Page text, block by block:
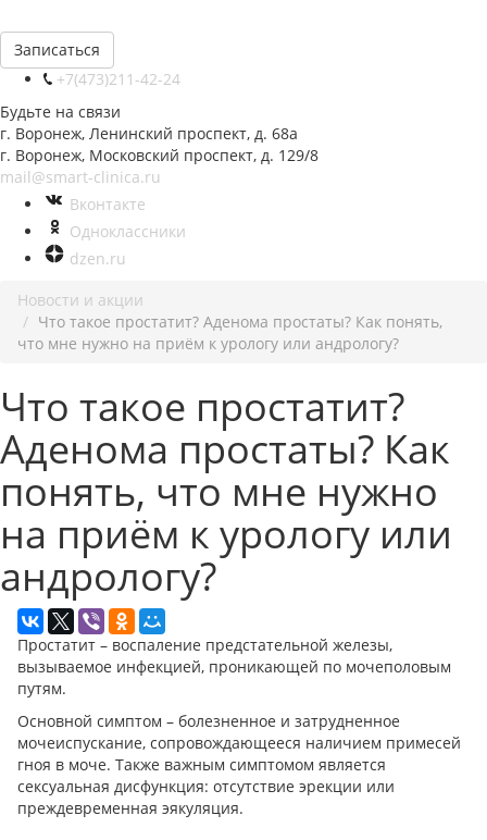
Записаться
+7(473)211-42-24
Будьте на связи
г. Воронеж, Ленинский проспект, д. 68а
г. Воронеж, Московский проспект, д. 129/8
mail@smart-clinica.ru
Вконтакте
Одноклассники
dzen.ru
Новости и акции
Что такое простатит? Аденома простаты? Как понять,
что мне нужно на приём к урологу или андрологу?
Что такое простатит?
Аденома простаты? Как
понять, что мне нужно
на приём к урологу или
андрологу?
Простатит – воспаление предстательной железы,
вызываемое инфекцией, проникающей по мочеполовым
путям.
Основной симптом – болезненное и затрудненное
мочеиспускание, сопровождающееся наличием примесей
гноя в моче. Также важным симптомом является
сексуальная дисфункция: отсутствие эрекции или
преждевременная эякуляция.